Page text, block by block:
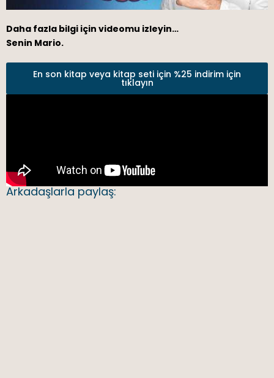
Daha fazla bilgi için videomu izleyin…
Senin Mario.
En son kitap veya kitap seti için %25 indirim için
tıklayın
Arkadaşlarla paylaş: